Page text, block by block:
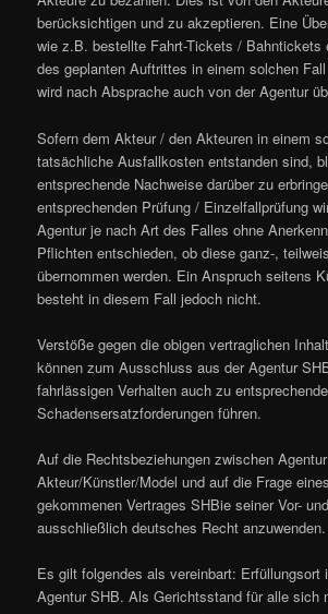
berücksichtigen und zu akzeptieren. Eine
wie z.B. bestellte Fahrt-Tickets / Bahntickets
des geplanten Auftrittes in einem solchen
wird nach Absprache auch von der Agentur
Sofern dem Akteur / den Akteuren in einem
tatsächliche Ausfallkosten entstanden sind,
entsprechende Nachweise darüber zu
entsprechenden Prüfung / Einzelfallprüfung
Agentur je nach Art des Falles ohne
Pflichten entschieden, ob diese ganz-,
übernommen werden. Ein Anspruch seitens
besteht in diesem Fall jedoch nicht.
Verstöße gegen die obigen vertraglichen
können zum Ausschluss aus der Agentur
fahrlässigen Verhalten auch zu
Schadensersatzforderungen führen.
Auf die Rechtsbeziehungen zwischen
Akteur/Künstler/Model und auf die Frage
gekommenen Vertrages SHBie seiner Vor-
ausschließlich deutsches Recht anzuwenden.
Es gilt folgendes als vereinbart: Erfüllungsort
Agentur SHB. Als Gerichtsstand für alle sich